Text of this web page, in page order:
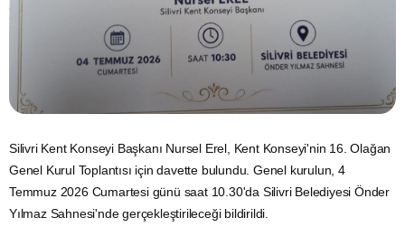
Silivri Kent Konseyi Başkanı Nursel Erel, Kent Konseyi'nin 16. Olağan
Genel Kurul Toplantısı için davette bulundu. Genel kurulun, 4
Temmuz 2026 Cumartesi günü saat 10.30'da Silivri Belediyesi Önder
Yılmaz Sahnesi'nde gerçekleştirileceği bildirildi.